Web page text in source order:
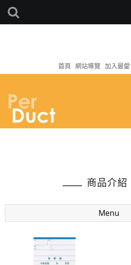
首頁 網站導覽 加入最愛
商品介紹
Menu